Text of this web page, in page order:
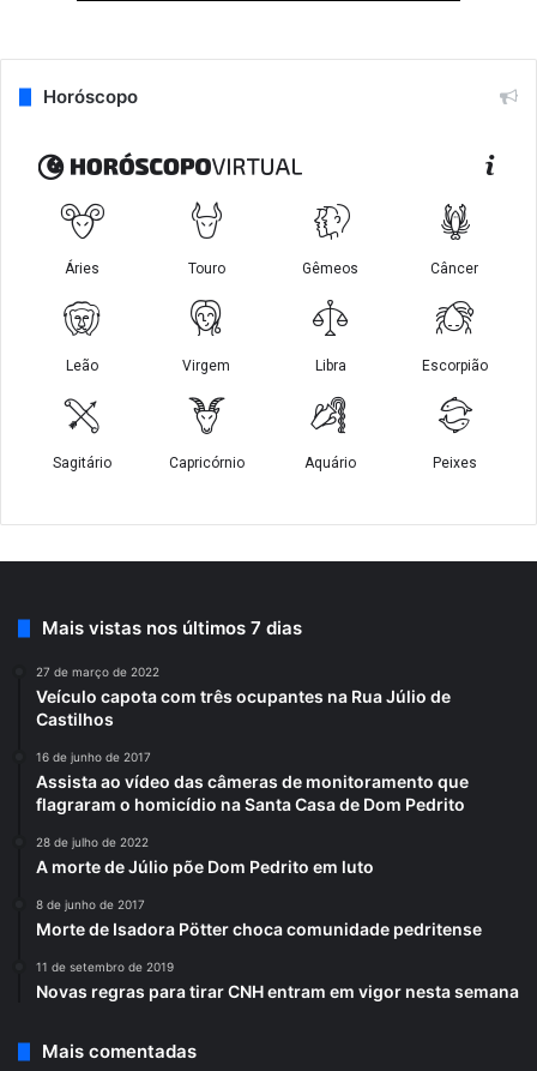
Horóscopo
Mais vistas nos últimos 7 dias
27 de março de 2022
Veículo capota com três ocupantes na Rua Júlio de
Castilhos
16 de junho de 2017
Assista ao vídeo das câmeras de monitoramento que
flagraram o homicídio na Santa Casa de Dom Pedrito
28 de julho de 2022
A morte de Júlio põe Dom Pedrito em luto
8 de junho de 2017
Morte de Isadora Pötter choca comunidade pedritense
11 de setembro de 2019
Novas regras para tirar CNH entram em vigor nesta semana
Mais comentadas